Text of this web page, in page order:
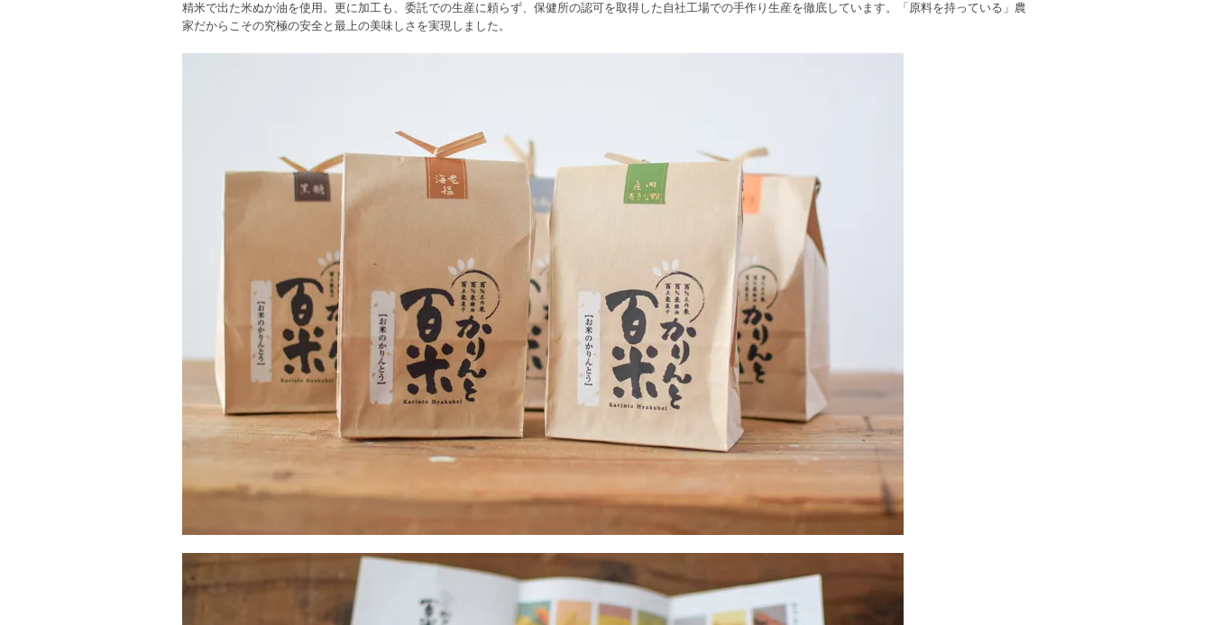
精米で出た米ぬか油を使用。更に加工も、委託での生産に頼らず、保健所の認可を取得した自社工場での手作り生産を徹底しています。「原料を持っている」農
家だからこその究極の安全と最上の美味しさを実現しました。